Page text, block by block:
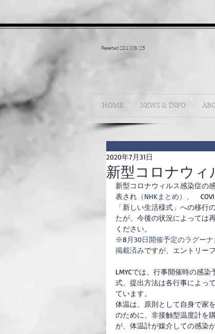
Reseted 2017/3/25
HOME NEWS & INFO
新型コロナウィ
2020年7月31日
新型コロナウィルス感染症の
表され （NHKまとめ）、
「新しい生活様式」への移行
たが、今後の状況によっては
ください。
※8月30日開催予定のラグー
掲載済みですが、エントリー
LMYCでは、行事開催時の感
式、提出方法は各行事によっ
ています。
体温は、原則として自身で家
のために、非接触型温度計を
が、体温計が媒介しての感染